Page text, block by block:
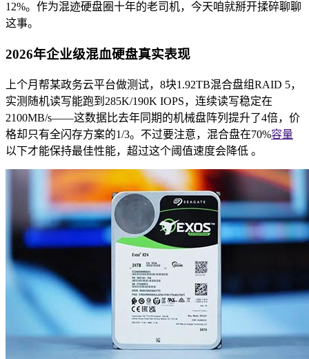
12%。作为混迹硬盘圈十年的老司机，今天咱就掰开揉碎聊聊
这事。
2026年企业级混血硬盘真实表现
上个月帮某政务云平台做测试，8块1.92TB混合盘组RAID 5，
实测随机读写能跑到285K/190K IOPS，连续读写稳定在
2100MB/s——这数据比去年同期的机械盘阵列提升了4倍，价
格却只有全闪存方案的1/3。不过要注意，混合盘在70%容量
以下才能保持最佳性能，超过这个阈值速度会降低 。